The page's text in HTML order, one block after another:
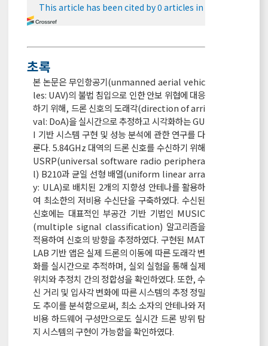
This article has been cited by 0 articles in
초록
본 논문은 무인항공기(unmanned aerial vehic
les: UAV)의 불법 침입으로 인한 안보 위협에 대응
하기 위해, 드론 신호의 도래각(direction of arri
val: DoA)을 실시간으로 추정하고 시각화하는 GU
I 기반 시스템 구현 및 성능 분석에 관한 연구를 다
룬다. 5.84GHz 대역의 드론 신호를 수신하기 위해
USRP(universal software radio periphera
l) B210과 균일 선형 배열(uniform linear arra
y: ULA)로 배치된 2개의 지향성 안테나를 활용하
여 최소한의 저비용 수신단을 구축하였다. 수신된
신호에는 대표적인 부공간 기반 기법인 MUSIC
(multiple signal classification) 알고리즘을
적용하여 신호의 방향을 추정하였다. 구현된 MAT
LAB 기반 앱은 실제 드론의 이동에 따른 도래각 변
화를 실시간으로 추적하며, 실외 실험을 통해 실제
위치와 추정치 간의 정합성을 확인하였다. 또한, 수
신 거리 및 입사각 변화에 따른 시스템의 추정 정밀
도 추이를 분석함으로써, 최소 소자의 안테나와 저
비용 하드웨어 구성만으로도 실시간 드론 방위 탐
지 시스템의 구현이 가능함을 확인하였다.